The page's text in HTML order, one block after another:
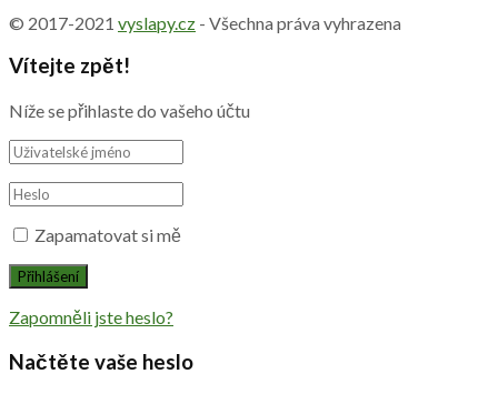
© 2017-2021 vyslapy.cz - Všechna práva vyhrazena
Vítejte zpět!
Níže se přihlaste do vašeho účtu
Zapamatovat si mě
Zapomněli jste heslo?
Načtěte vaše heslo